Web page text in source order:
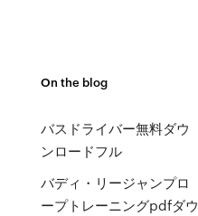
On the blog
バスドライバー無料ダウ
ンロードフル
バディ・リージャンプロ
ープトレーニングpdfダウ